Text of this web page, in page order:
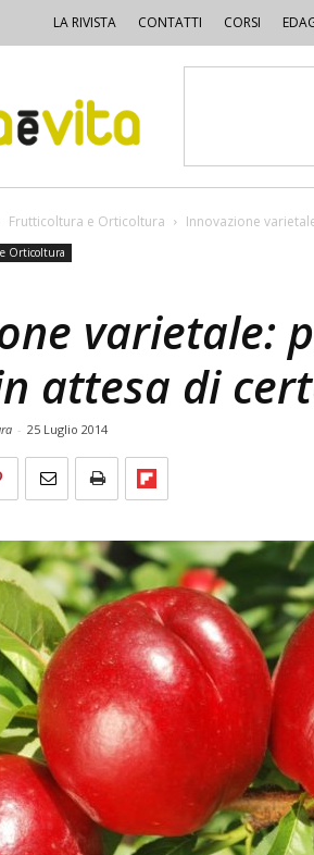
LA RIVISTA CONTATTI CORSI
Frutticoltura e Orticoltura Innovazione
Orticoltura
varietale:
attesa di
- 25 Luglio 2014